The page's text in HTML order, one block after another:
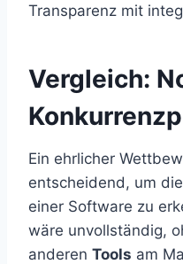
Transparenz mit
Vergleich:
Ein ehrlicher
entscheidend, um
einer Software zu
wäre unvollständig,
anderen Tools am